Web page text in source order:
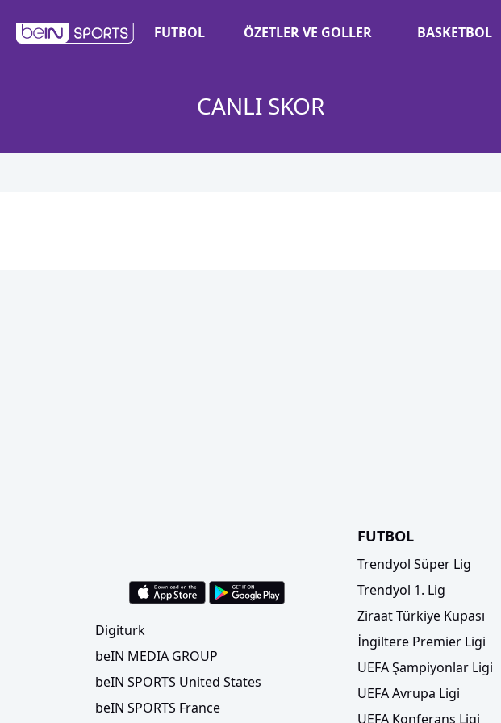
FUTBOL ÖZETLER VE GOLLER BASKETBOL
CANLI SKOR
Digiturk
beIN MEDIA GROUP
beIN SPORTS United States
beIN SPORTS France
FUTBOL
Trendyol Süper Lig
Trendyol 1. Lig
Ziraat Türkiye Kupası
İngiltere Premier Ligi
UEFA Şampiyonlar Ligi
UEFA Avrupa Ligi
UEFA Konferans Ligi